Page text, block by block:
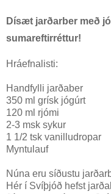
Dísæt jarðarber með
sumareftirréttur!
Hráefnalisti:
Handfylli jarðaber
350 ml grísk jógúrt
120 ml rjómi
2-3 msk sykur
1 1/2 tsk vanilludropar
Myntulauf
Núna eru síðustu
Hér í Svíþjóð hefst